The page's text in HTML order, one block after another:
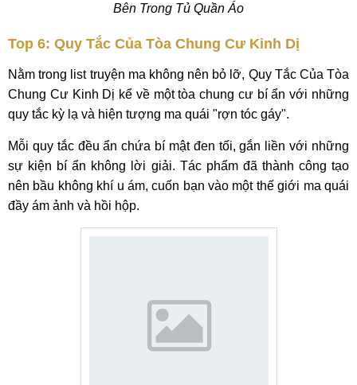
Bên Trong Tủ Quần Áo
Top 6: Quy Tắc Của Tòa Chung Cư Kinh Dị
Nằm trong list truyện ma không nên bỏ lỡ, Quy Tắc Của Tòa
Chung Cư Kinh Dị kể về một tòa chung cư bí ẩn với những
quy tắc kỳ lạ và hiện tượng ma quái "rợn tóc gáy".
Mỗi quy tắc đều ẩn chứa bí mật đen tối, gắn liền với những
sự kiện bí ẩn không lời giải. Tác phẩm đã thành công tạo
nên bầu không khí u ám, cuốn bạn vào một thế giới ma quái
đầy ám ảnh và hồi hộp.